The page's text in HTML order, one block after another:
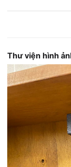
Thư viện hình